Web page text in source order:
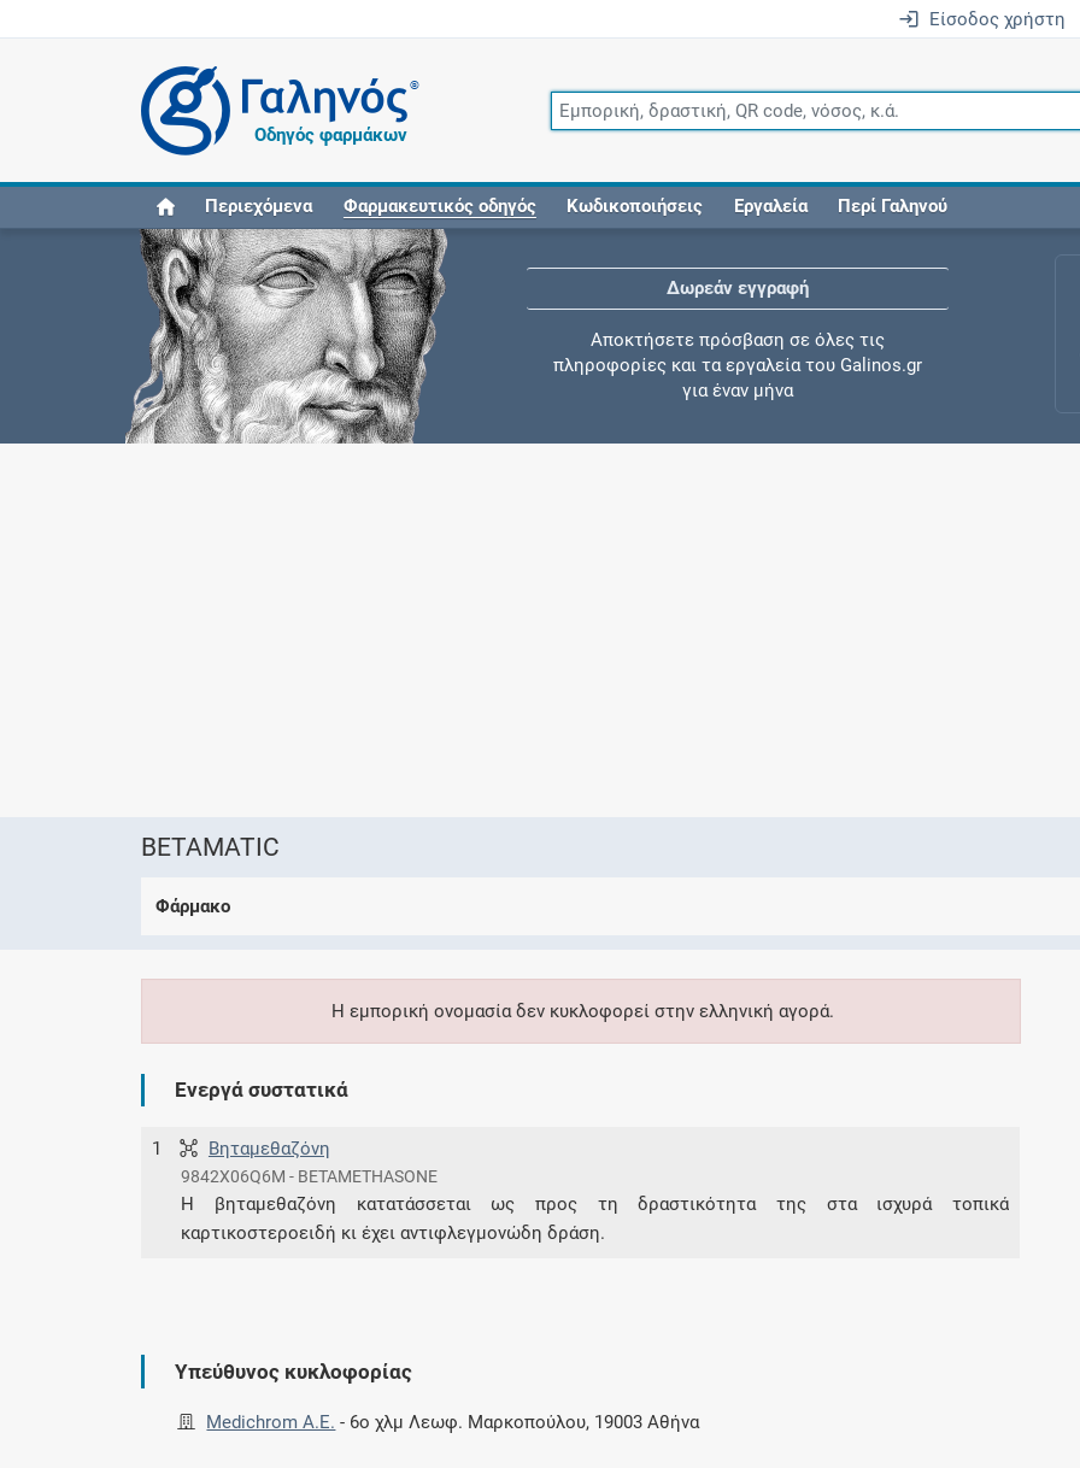
Είσοδος χρήστη
®
Οδηγός φαρμάκων
Περιεχόμενα Φαρμακευτικός οδηγός Κωδικοποιήσεις Εργαλεία Περί Γαληνού
Δωρεάν εγγραφή
Αποκτήσετε πρόσβαση σε όλες τις
πληροφορίες και τα εργαλεία του Galinos.gr
για έναν μήνα
ενός φαρμάκου κατά τη διάρκεια της
εγκυμοσύνης ή του θηλασμού
Μάθετε περισσότερα για τα οφέλη και τις
επιπλέον παροχές των συνδρομητικών
Βρείτε θεραπευτικές ενδείξεις και αγωγές για
BETAMATIC
Φάρμακο
Η εμπορική ονομασία δεν κυκλοφορεί στην ελληνική αγορά.
Ενεργά συστατικά
1 Βηταμεθαζόνη
9842X06Q6M - BETAMETHASONE
Η βηταμεθαζόνη κατατάσσεται ως προς τη δραστικότητα της στα ισχυρά τοπικά
καρτικοστεροειδή κι έχει αντιφλεγμονώδη δράση.
Υπεύθυνος κυκλοφορίας
Medichrom A.E. - 6ο χλμ Λεωφ. Μαρκοπούλου, 19003 Αθήνα